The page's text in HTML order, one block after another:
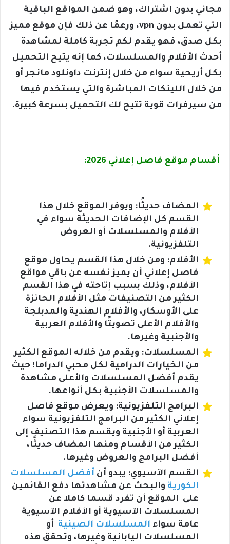
مجاني بدون اشتراك، وهو ضمن المواقع الباقية
التي تعمل بدون vpn، ورعمًا عن ذلك فإن موقع مميز
بكل صدق، فهو يقدم لكم تجربة كاملة لمشاهدة
أحدث الأفلام والمسلسلات، كما إنه يتيح التحميل
بكل أريحية سواء من خلال إنترنت داونلود مانجر أو
من خلال اللينكات المباشرة والتي يستخدم فيها
من سيرفرات قوية تتيح لك التحميل بسرعة كبيرة.
أقسام موقع فاصل إعلاني 2026:
المضاف حديثًا: ويوفر الموقع خلال هذا
القسم كل الإضافات الحديثة سواء في
الأفلام والمسلسلات أو العروض
التلفزيونية.
الأفلام: ومن خلال هذا القسم يحاول موقع
فاصل إعلاني أن يميز نفسه عن باقي مواقع
الأفلام، وذلك بسبب إتاحته في هذا القسم
الكثير من التصنيفات مثل الأفلام الحائزة
على الأوسكار، والأفلام الهندية والمدبلجة
والأفلام الأعلى تصويتًا والأفلام العربية
والأجنبية وغيرها.
المسلسلات: ويقدم من خلاله الموقع الكثير
من الخيارات الدرامية لكل محبي الدراما؛ حيث
يقدم أفضل المسلسلات والأعلى مشاهدة
والمسلسلات الأجنبية بكل أنواعها.
البرامج التلفزيونية: ويعرض موقع فاصل
إعلاني الكثير من البرامج التلفزيونية سواء
العربية أو الأجنبية ويقسم هذا التصنيف إلى
الكثير من الأقسام ومنها المضاف حديثًا،
أفضل البرامج والعروض وغيرها.
القسم الآسيوي: يبدو أن أفضل المسلسلات
الكورية والبحث عن مشاهدتها دفع القائمين
على الموقع أن تفرد قسما كاملا عن
المسلسلات الآسيوية أو الأفلام الآسيوية
عامة سواء المسلسلات الصينية أو
المسلسلات اليابانية وغيرها، وتحقق هذه